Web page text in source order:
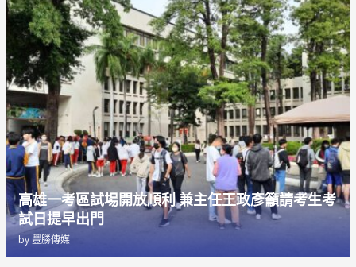
高雄一考區試場開放順利 兼主任王政彥籲請考生考
試日提早出門
by 豐勝傳媒